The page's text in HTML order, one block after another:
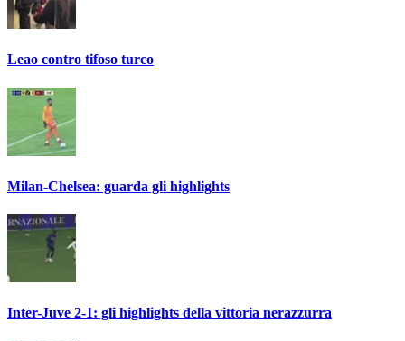
Leao contro tifoso turco
Milan-Chelsea: guarda gli highlights
Inter-Juve 2-1: gli highlights della vittoria nerazzurra